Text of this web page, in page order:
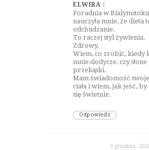
ELWIRA :
Poradnia w Bialymstoku
nauczyła mnie, że dieta
odchudzanie.
To raczej styl żywienia.
Zdrowy.
Wiem, co zrobić, kiedy
mnie slodycze, czy słone
przekąski.
Mam świadomość
ciała i wiem, jak jeść, by
się świetnie.
Odpowiedz
3 grudnia,